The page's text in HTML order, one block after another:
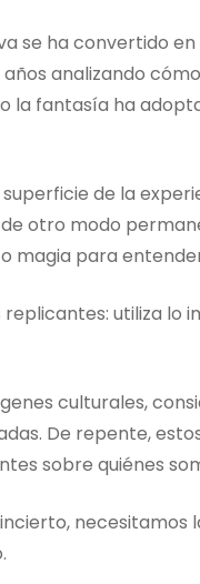
se ha convertido
analizando
la fantasía ha
de la
otro modo
magia para
utiliza lo
culturales,
De repente,
sobre quiénes
necesitamos